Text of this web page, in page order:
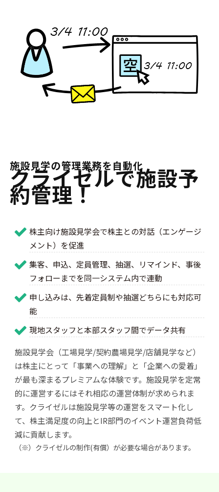
施設見学の管理業務を自動化
クライゼルで施設予
約管理！
株主向け施設見学会で株主との対話（エンゲージ
メント）を促進
集客、申込、定員管理、抽選、リマインド、事後
フォローまでを同一システム内で連動
申し込みは、先着定員制や抽選どちらにも対応可
能
現地スタッフと本部スタッフ間でデータ共有
施設見学会（工場見学/契約農場見学/店舗見学など）
は株主にとって「事業への理解」と「企業への愛着」
が最も深まるプレミアムな体験です。施設見学を定常
的に運営するにはそれ相応の運営体制が求められま
す。クライゼルは施設見学等の運営をスマート化し
て、株主満足度の向上とIR部門のイベント運営負荷低
減に貢献します。
（※）クライゼルの制作(有償）が必要な場合があります。